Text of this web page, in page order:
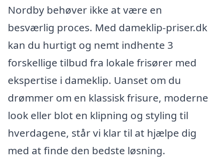
Nordby behøver ikke at være en
besværlig proces. Med dameklip-priser.dk
kan du hurtigt og nemt indhente 3
forskellige tilbud fra lokale frisører med
ekspertise i dameklip. Uanset om du
drømmer om en klassisk frisure, moderne
look eller blot en klipning og styling til
hverdagene, står vi klar til at hjælpe dig
med at finde den bedste løsning.